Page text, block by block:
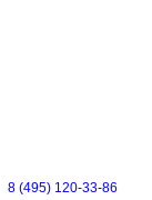
8 (495) 120-33-86